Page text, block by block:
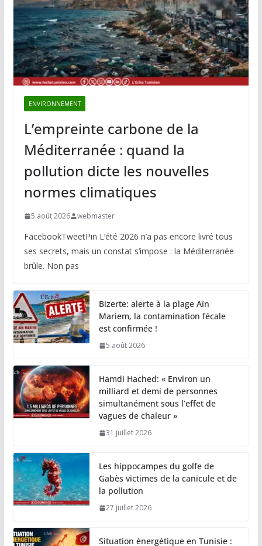
ENVIRONNEMENT
L’empreinte carbone de la
Méditerranée : quand la
pollution dicte les nouvelles
normes climatiques
5 août 2026 webmaster
FacebookTweetPin L’été 2026 n’a pas encore livré tous
ses secrets, mais un constat s’impose : la Méditerranée
brûle. Non pas
Bizerte: alerte à la plage Aïn
Mariem, la contamination fécale
est confirmée !
5 août 2026
Hamdi Hached: « Environ un
milliard et demi de personnes
simultanément sous l’effet de
vagues de chaleur »
31 juillet 2026
Les hippocampes du golfe de
Gabès victimes de la canicule et de
la pollution
27 juillet 2026
Situation énergétique en Tunisie :